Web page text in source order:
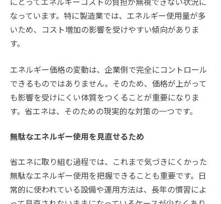
なっています。特に製造業では、エネルギー使用量が多
いため、コスト増加の影響を受けやすい傾向がありま
す。
エネルギー価格の変動は、企業側で完全にコントロール
できるものではありません。そのため、価格が上がって
も影響を受けにくい体質をつくることが重要になりま
す。省エネは、そのための現実的な対策の一つです。
無駄なエネルギー使用を見直せるため
省エネに取り組む過程では、これまで気づきにくかった
無駄なエネルギー使用を把握できることも重要です。日
常的に使われている設備や運用方法は、長年の慣習によ